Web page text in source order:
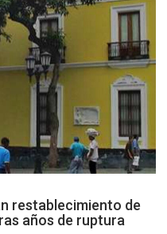
restablecimiento de
años de ruptura